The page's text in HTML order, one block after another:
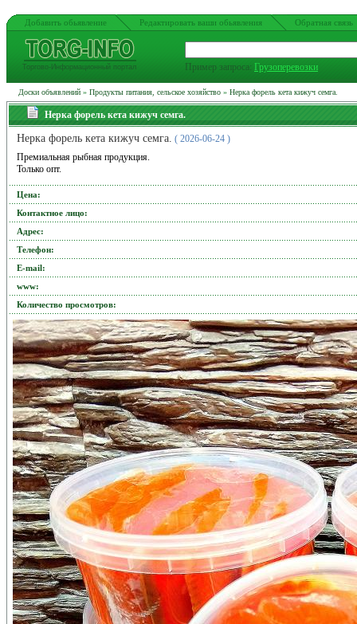
Добавить обьявление Редактировать ваши обьявления Обратная связь
Торгово-Информационный портал Пример запроса: Грузоперевозки
Доски объявлений » Продукты питания, сельское хозяйство » Нерка форель кета кижуч семга.
Нерка форель кета кижуч семга.
Нерка форель кета кижуч семга. ( 2026-06-24 )
Премиальная рыбная продукция.
Только опт.
Цена:
Контактное лицо:
Адрес:
Телефон:
Е-mail:
www:
Количество просмотров: